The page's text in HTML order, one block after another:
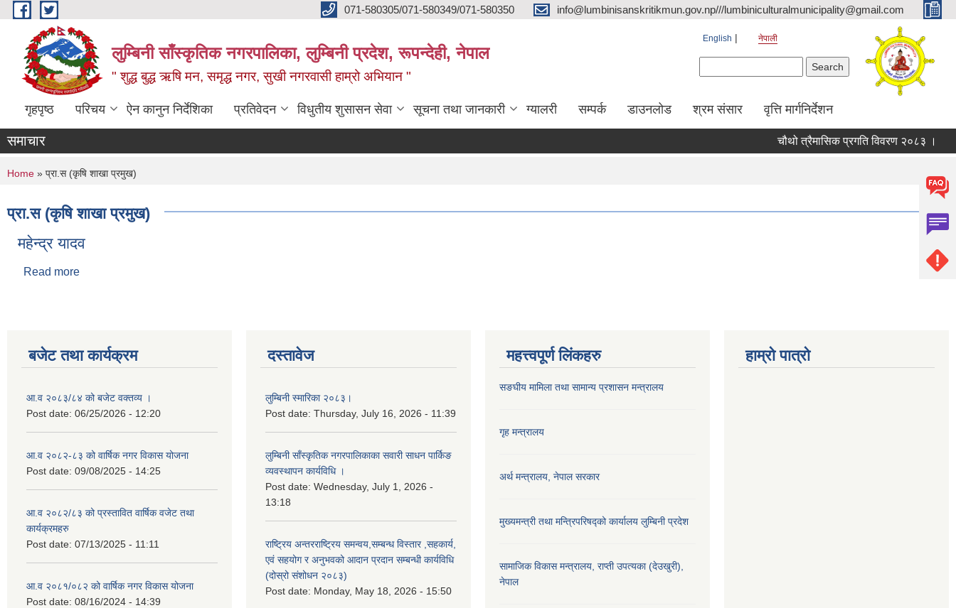
Skip to main content 071-580305/071-580349/071-580350 info@lumbinisanskritikmun.gov.np///lumbiniculturalmunicipality@gmail.com
लुम्बिनी साँस्कृतिक नगरपालिका, लुम्बिनी प्रदेश, रूपन्देही, नेपाल
" शुद्ध बुद्ध ऋषि मन, समृद्ध नगर, सुखी नगरवासी हाम्रो अभियान "
English नेपाली
गृहपृष्ठ परिचय ऐन कानुन निर्देशिका प्रतिवेदन विधुतीय शुसासन सेवा सूचना तथा जानकारी ग्यालरी सम्पर्क डाउनलोड श्रम संसार वृत्ति मार्गनिर्देशन
समाचार चौथो त्रैमासिक प्रगति विवरण २०८३ ।
You are here
Home » प्रा.स (कृषि शाखा प्रमुख)
प्रा.स (कृषि शाखा प्रमुख)
महेन्द्र यादव
Read more
बजेट तथा कार्यक्रम
आ.व २०८३/८४ को बजेट वक्तव्य ।
Post date: 06/25/2026 - 12:20
आ.व २०८२-८३ को वार्षिक नगर विकास योजना
Post date: 09/08/2025 - 14:25
आ.व २०८२/८३ को प्रस्तावित वार्षिक वजेट तथा
कार्यक्रमहरु
Post date: 07/13/2025 - 11:11
आ.व २०८१/०८२ को वार्षिक नगर विकास योजना
Post date: 08/16/2024 - 14:39
दस्तावेज
लुम्बिनी स्मारिका २०८३।
Post date: Thursday, July 16, 2026 - 11:39
लुम्बिनी साँस्कृतिक नगरपालिकाका सवारी साधन पार्किङ
व्यवस्थापन कार्यविधि ।
Post date: Wednesday, July 1, 2026 -
13:18
राष्ट्रिय अन्तरराष्ट्रिय समन्वय,सम्बन्ध विस्तार ,सहकार्य,
एवं सहयोग र अनुभवको आदान प्रदान सम्बन्धी कार्यविधि
(दोस्रो संशोधन २०८३)
Post date: Monday, May 18, 2026 - 15:50
महत्त्वपूर्ण लिंकहरु
सङघीय मामिला तथा सामान्य प्रशासन मन्‍त्रालय
गृह मन्त्रालय
अर्थ मन्त्रालय, नेपाल सरकार
मुख्यमन्त्री तथा मन्त्रिपरिषद्को कार्यालय लुम्बिनी प्रदेश
सामाजिक विकास मन्‍‍त्रालय, राप्ती उपत्यका (देउखुरी),
नेपाल
हाम्रो पात्रो